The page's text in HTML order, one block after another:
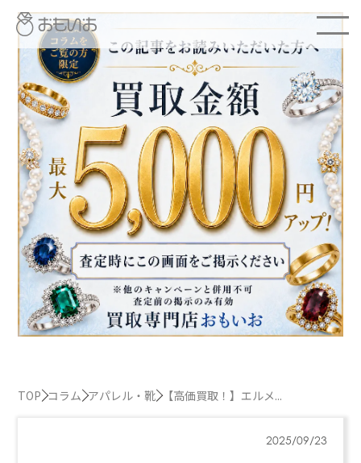
TOP コラム アパレル・靴 【高価買取！】エルメ...
2025/09/23